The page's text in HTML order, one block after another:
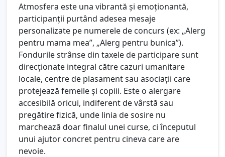
Atmosfera este una vibrantă și emoționantă,
participanții purtând adesea mesaje
personalizate pe numerele de concurs (ex: „Alerg
pentru mama mea”, „Alerg pentru bunica”).
Fondurile strânse din taxele de participare sunt
direcționate integral către cazuri umanitare
locale, centre de plasament sau asociații care
protejează femeile și copiii. Este o alergare
accesibilă oricui, indiferent de vârstă sau
pregătire fizică, unde linia de sosire nu
marchează doar finalul unei curse, ci începutul
unui ajutor concret pentru cineva care are
nevoie.